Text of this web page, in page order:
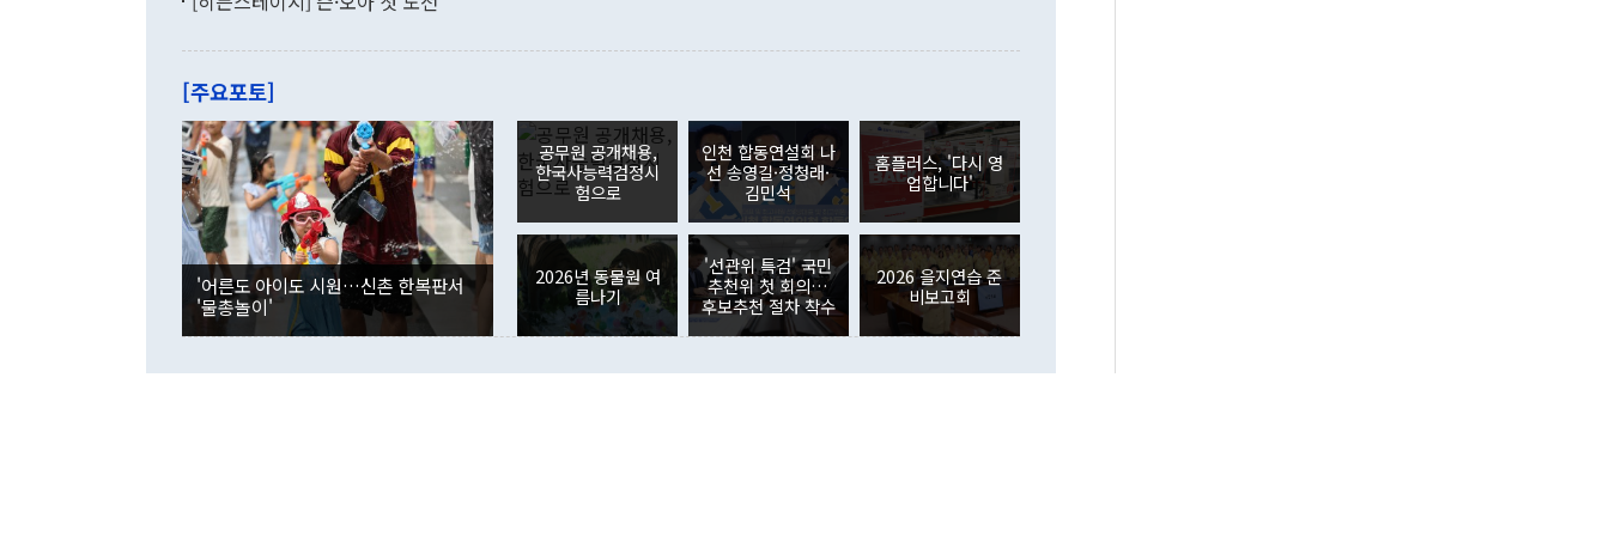
관은 업무보고 사후 브리핑에서 정 장관이 언급한 '4자 회담'에 대해 "이상
이 9월 러시아 블라디보스토크에서 열리는 '동방경제포럼(EEF)'을 언급하
며 "정부 차원에서 (참석을) 검토하고 있다"고 발언한 데 대해서도 조 장관
은 "그것은 외교부의 몫"이라며 "아직 거기까지 진도가 나가지 않았다"고
잘랐다. 정 장관이 이날 소개한 대북 구상과 설명은 정부 내 조율을 거치지
않았다는 점에서 문제가 있다. 특히 주적 표현 대체와 국호 사용, 9·19 군
사합의 복원, 4자회담 추진 등은 통일부 장관이 결정할 사안이 아니어서 월
권이라는 지적이 나오고 있다. 이 대통령은 정 장관의 업무보고를 듣고 난
뒤 "여기 업무보고에 발표했다고 승인난 건 아니다"라고 재차 확인했다. 정
부의 한 소식통은 "정 장관의 발언 내용은 대부분 국가안전보장회의(NSC)
를 거쳐 결정된 사안이 아닌 정 장관의 개인적 생각에 가깝다"며 "안보 관
련 부처 장관이 정부의 공식 정책이 아닌 사안을 추진하겠다고 업무보고를
하고 대통령의 면전에서 '국군통수권자가 나서야 한다'고 주장한 것은 심각
로 전환됐다. 본원소득수지는 배당소득을 중심으로 32억7000만달러 흑자
는 배당수입이 늘어난 데다 전월 분기배당에 따른 기저효과로 배당지급이
였던 올해 3월(369억9000만달러)을 넘어선 것이다. 직접투자에서는 내국
인의 해외투자가 80억1000만달러, 외국인의 국내투자가 46억3000만달러
각각 증가했다. 증권투자에서는 외국인의 국내 주식 매도세가 이어졌다. 외
국인의 국내 주식 투자는 차익실현 매도 등의 영향으로 316억1000만달러
감소하며 전월(-310억5000만달러)에 이어 역대 최대 순매도 기록을 다시
경신했다. 외국인의 국내 채권투자는 세계국채지수(WGBI) 자금 유입에도
분기 말 만기도래 영향으로 증가 폭이 줄어든 52억9000만달러를 기록했
다. 내국인의 해외 증권투자는 주식을 중심으로 35억6000만달러 증가했
다. eoyn2@newspim.com
[주요포토]
'어른도 아이도 시원…신촌 한복판서
'물총놀이'
공무원 공개채용,
한국사능력검정시
험으로
인천 합동연설회 나
선 송영길·정청래·
김민석
홈플러스, '다시 영
업합니다'
2026년 동물원 여
름나기
'선관위 특검' 국민
추천위 첫 회의…
후보추천 절차 착수
2026 을지연습 준
비보고회